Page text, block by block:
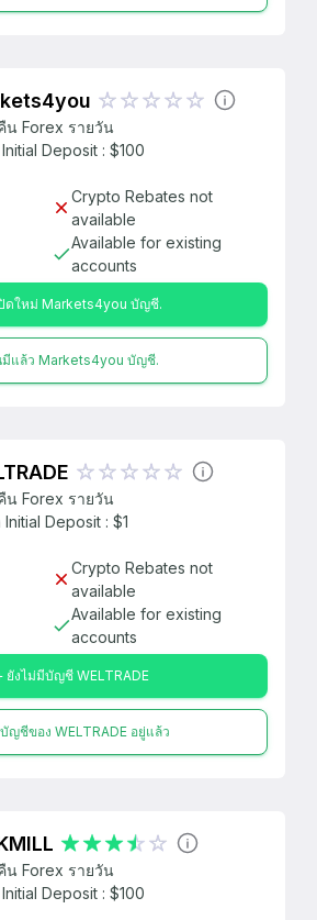
น Forex รายวัน
Initial Deposit : $100
Crypto Rebates not
available
Available for existing
accounts
ดใหม่ Markets4you บัญชี.
แล้ว Markets4you บัญชี.
น Forex รายวัน
Initial Deposit : $1
Crypto Rebates not
available
Available for existing
accounts
ยังไม่มีบัญชี WELTRADE
ญชีของ WELTRADE อยู่แล้ว
น Forex รายวัน
Initial Deposit : $100